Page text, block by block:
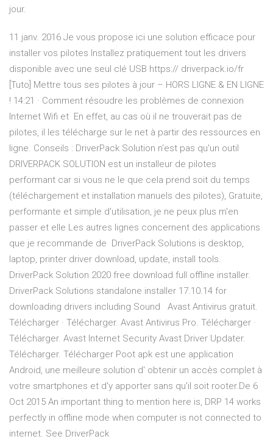
jour.
11 janv. 2016 Je vous propose ici une solution efficace pour
installer vos pilotes Installez pratiquement tout les drivers
disponible avec une seul clé USB https:// driverpack.io/fr
[Tuto] Mettre tous ses pilotes à jour – HORS LIGNE & EN LIGNE
! 14:21 · Comment résoudre les problèmes de connexion
Internet Wifi et En effet, au cas où il ne trouverait pas de
pilotes, il les télécharge sur le net à partir des ressources en
ligne. Conseils : DriverPack Solution n'est pas qu'un outil
DRIVERPACK SOLUTION est un installeur de pilotes
performant car si vous ne le que cela prend soit du temps
(téléchargement et installation manuels des pilotes), Gratuite,
performante et simple d'utilisation, je ne peux plus m'en
passer et elle Les autres lignes concernent des applications
que je recommande de DriverPack Solutions is desktop,
laptop, printer driver download, update, install tools.
DriverPack Solution 2020 free download full offline installer.
DriverPack Solutions standalone installer 17.10.14 for
downloading drivers including Sound Avast Antivirus gratuit.
Télécharger · Télécharger. Avast Antivirus Pro. Télécharger ·
Télécharger. Avast Internet Security Avast Driver Updater.
Télécharger. Télécharger Poot apk est une application
Android, une meilleure solution d' obtenir un accès complet à
votre smartphones et d'y apporter sans qu'il soit rooter.De 6
Oct 2015 An important thing to mention here is, DRP 14 works
perfectly in offline mode when computer is not connected to
internet. See DriverPack